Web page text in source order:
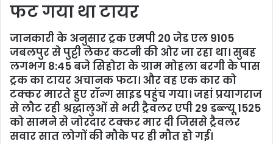
फट गया था टायर
जानकारी के अनुसार ट्रक एमपी 20 जेड एल 9105
जबलपुर से पुट्टी लेकर कटनी की ओर जा रहा था। सुबह
लगभग 8:45 बजे सिहोरा के ग्राम मोहला बरगी के पास
ट्रक का टायर अचानक फटा। और वह एक कार को
टक्कर मारते हुए रॉन्ग साइड पहुंच गया। जहां प्रयागराज
से लौट रही श्रद्धालुओं से भरी ट्रैवलर एपी 29 डब्ल्यू 1525
को सामने से जोरदार टक्कर मार दी जिससे ट्रैवलर
सवार सात लोगों की मौके पर ही मौत हो गई।